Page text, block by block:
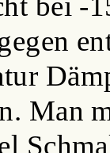
Man